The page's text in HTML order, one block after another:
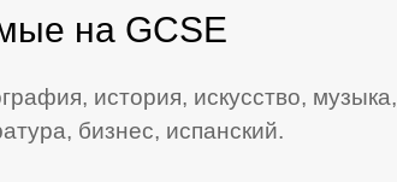
на GCSE
история, искусство, музыка,
бизнес, испанский.